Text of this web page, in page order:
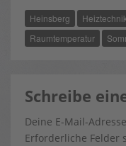
O
K
Heinsberg
Raumtemperatur
Schreibe
Deine E-Mail-
Erforderliche Felder